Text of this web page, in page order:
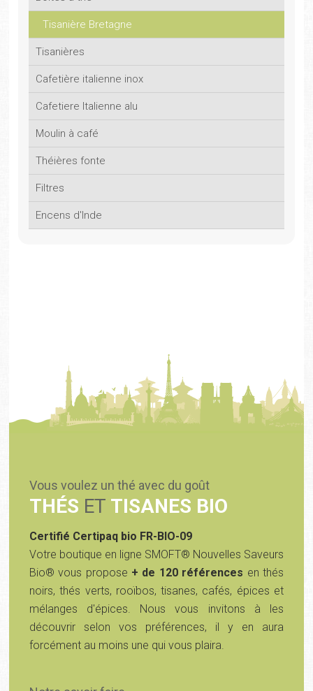
Tisanière Bretagne
Tisanières
Cafetière italienne inox
Cafetiere Italienne alu
Moulin à café
Théières fonte
Filtres
Encens d'Inde
Vous voulez un thé avec du goût
THÉS ET TISANES BIO
Certifié Certipaq bio FR-BIO-09
Votre boutique en ligne SMOFT® Nouvelles Saveurs
Bio® vous propose + de 120 références en thés
noirs, thés verts, rooïbos, tisanes, cafés, épices et
mélanges d'épices. Nous vous invitons à les
découvrir selon vos préférences, il y en aura
forcément au moins une qui vous plaira.